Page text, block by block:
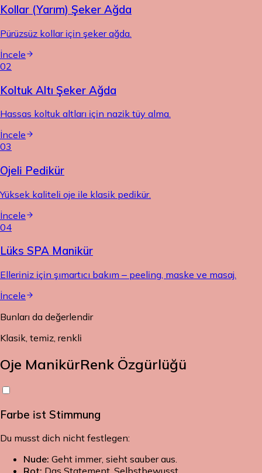
Kollar (Yarım) Şeker Ağda
Pürüzsüz kollar için şeker ağda.
İncele
02
Koltuk Altı Şeker Ağda
Hassas koltuk altları için nazik tüy alma.
İncele
03
Ojeli Pedikür
Yüksek kaliteli oje ile klasik pedikür.
İncele
04
Lüks SPA Manikür
Elleriniz için şımartıcı bakım – peeling, maske ve masaj.
İncele
Bunları da değerlendir
Klasik, temiz, renkli
Oje ManikürRenk Özgürlüğü
Farbe ist Stimmung
Du musst dich nicht festlegen:
Nude: Geht immer, sieht sauber aus.